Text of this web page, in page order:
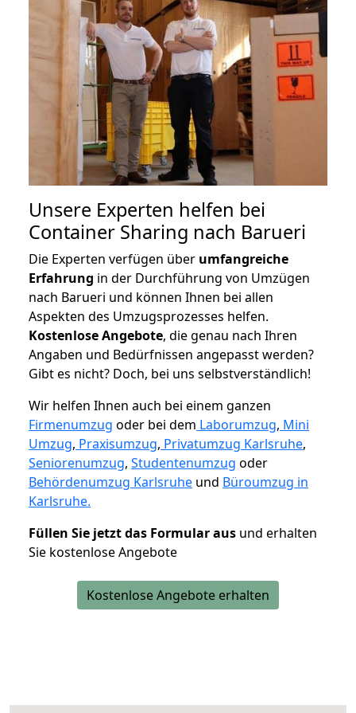
Unsere Experten helfen bei
Container Sharing nach Barueri
Die Experten verfügen über umfangreiche
Erfahrung in der Durchführung von Umzügen
nach Barueri und können Ihnen bei allen
Aspekten des Umzugsprozesses helfen.
Kostenlose Angebote, die genau nach Ihren
Angaben und Bedürfnissen angepasst werden?
Gibt es nicht? Doch, bei uns selbstverständlich!
Wir helfen Ihnen auch bei einem ganzen
Firmenumzug oder bei dem Laborumzug, Mini
Umzug, Praxisumzug, Privatumzug Karlsruhe,
Seniorenumzug, Studentenumzug oder
Behördenumzug Karlsruhe und Büroumzug in
Karlsruhe.
Füllen Sie jetzt das Formular aus und erhalten
Sie kostenlose Angebote
Kostenlose Angebote erhalten